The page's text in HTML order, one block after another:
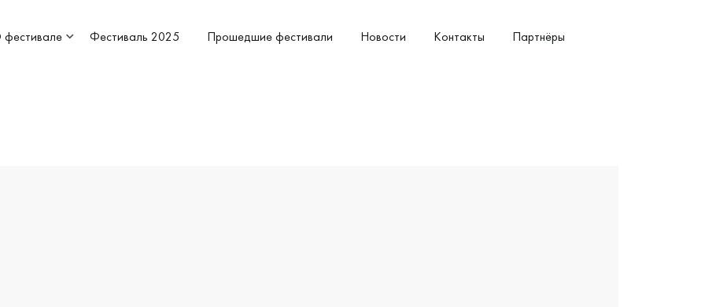
Фестиваль 2025 Прошедшие фестивали Новости Контакты Партнёры